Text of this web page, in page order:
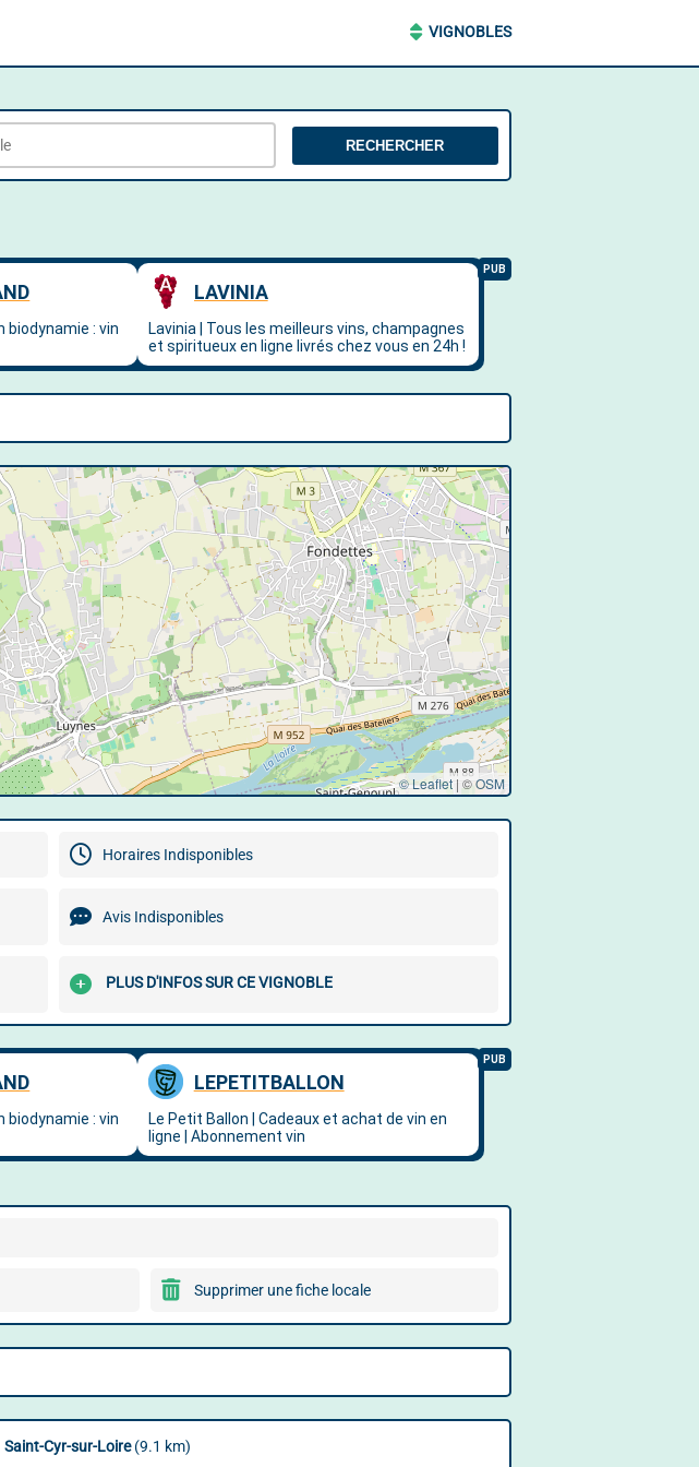
VIGNOBLES
RECHERCHER
© Leaflet | ©OSM
Horaires Indisponibles
Avis Indisponibles
PLUS D'INFOS SUR CE VIGNOBLE
Supprimer une fiche locale
Saint-Cyr-sur-Loire(9.1 km)